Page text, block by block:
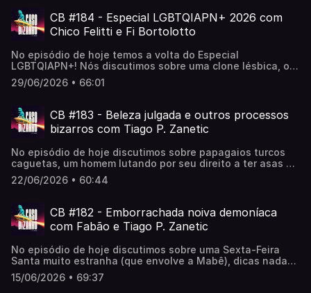
apoia.se/casobizarro🛸 orelo.cc/casobizarro
CB #184 - Especial LGBTQIAPN+ 2026 com
Chico Felitti e Fi Bortolotto
No episódio de hoje temos a volta do Especial
LGBTQIAPN+! Nós discutimos sobre uma clone lésbica, o
apavorante Zap Amarelo e a inventora da
bissexualidade!***🎭 Temporada de gravações Caso
https://bit.ly/4egVSrU〰️📽️ youtube.com/@CasoBizarro👽
apoia.se/casobizarro🛸 orelo.cc/casobizarro
29/06/2026 • 66:01
CB #183 - Beleza julgada e outros processos
bizarros com Tiago P. Zanetic
No episódio de hoje discutimos sobre papagaios turcos
caguetas, um homem lutando por seu direito a ter asas e
uma mulher processada por ter dado à luz a filhos
feios!***🎭 Temporada de gravações Caso Bizarro no
Dicas Bizarras:▪️Donkey Kong Country: Tropical Freeze
(Tiago)▪️Advogado Fantasma ▫️ Netflix (Mabê)〰️📽️
youtube.com/@CasoBizarro👽 apoia.se/casobizarro🛸
22/06/2026 • 60:44
CB #182 - Emborrachada noiva demoníaca
com Fabão e Tiago P. Zanetic
No episódio de hoje discutimos sobre uma Sexta-Feira
Santa muito estranha (que envolve a Mabê), dicas nada
convencionais de como lidar com uma assombração e uma
noiva de borracha endemoniada! 〰️Dicas
15/06/2026 • 69:37